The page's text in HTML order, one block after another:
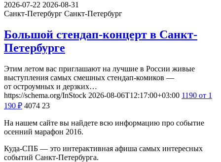
2026-07-22 2026-08-31
Санкт-Петербург Санкт-Петербург
Большой стендап-концерт в Санкт-
Петербурге
Этим летом вас приглашают на лучшие в России живые
выступления самых смешных стендап-комиков —
от остроумных и дерзких…
https://schema.org/InStock 2026-08-06T12:17:00+03:00 1190 от 1
190 ₽ 4074 23
На нашем сайте вы найдете всю информацию про событие
осенний марафон 2016.
Куда-СПБ — это интерактивная афиша самых интересных
событий Санкт-Петербурга.